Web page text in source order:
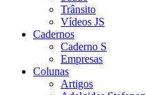
Trânsito
Vídeos JS
Cadernos
Caderno S
Empresas
Colunas
Artigos